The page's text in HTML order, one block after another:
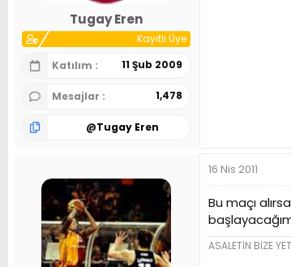
Tugay Eren
Kayıtlı Üye
Katılım
11 Şub 2009
Mesajlar 1,478
@Tugay Eren
16 Nis 2011
Bu maçı
ASALETİN BİZE